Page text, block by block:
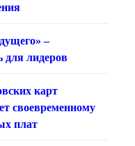
–
для лидеров
карт
своевременному
плат